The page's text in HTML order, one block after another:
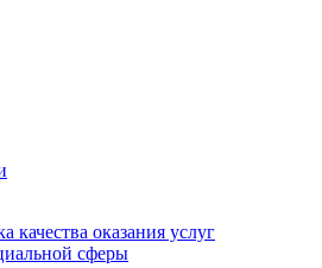
качества оказания услуг
сферы